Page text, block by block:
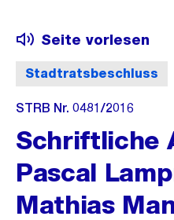
Stadtratsbeschluss
Seite vorlesen
STRB Nr. 0481/2016
Schriftliche
Pascal
Mathias